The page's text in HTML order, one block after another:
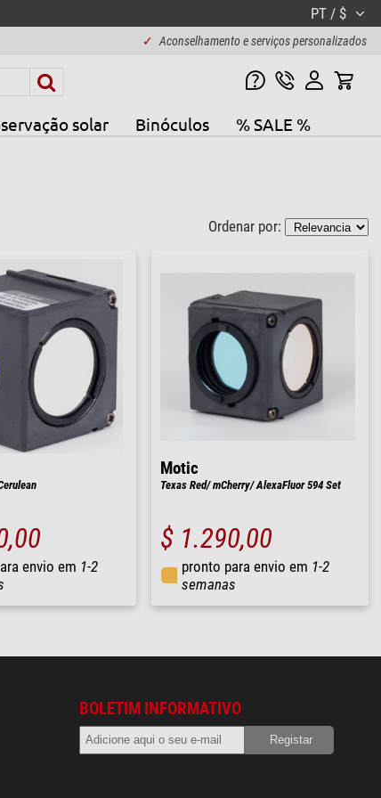
PT / $
✓ Aconselhamento e serviços personalizados
solar Binóculos % SALE %
Ordenar por:
envio em 1-2
Motic
Texas Red/ mCherry/ AlexaFluor 594 Set
$ 1.290,00
pronto para envio em 1-2
semanas
BOLETIM INFORMATIVO